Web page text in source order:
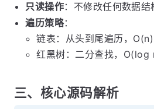
只读操作：不修改任何数据
遍历策略：
链表：从头到尾遍历，O(n)
红黑树：二分查找，O(log
三、核心源码解析